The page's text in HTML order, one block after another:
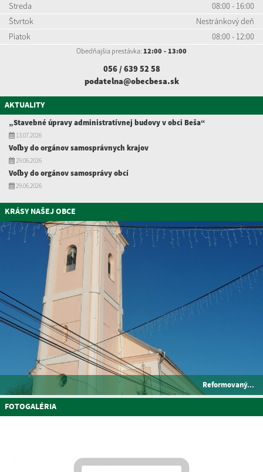
Streda
08:00 - 16:00
Štvrtok
Nestránkový deň
Piatok
08:00 - 12:00
Obedňajšia prestávka: 12:00 - 13:00
056 / 639 52 58
podatelna@obecbesa.sk
AKTUALITY
„Stavebné úpravy administratívnej budovy v obci Beša“
13.07.2026
Voľby do orgánov samosprávnych krajov
29.06.2026
Voľby do orgánov samosprávy obcí
29.06.2026
KRÁSY NAŠEJ OBCE
Reformovaný...
FOTOGALÉRIA